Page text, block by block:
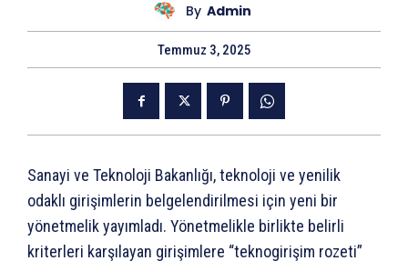
By Admin
Temmuz 3, 2025
Sanayi ve Teknoloji Bakanlığı, teknoloji ve yenilik
odaklı girişimlerin belgelendirilmesi için yeni bir
yönetmelik yayımladı. Yönetmelikle birlikte belirli
kriterleri karşılayan girişimlere “teknogirişim rozeti”